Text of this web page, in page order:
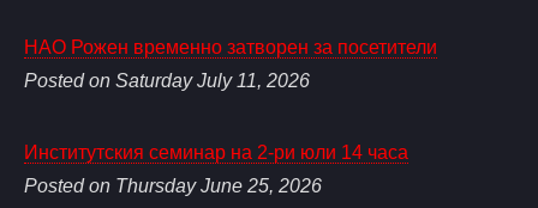
НАО Рожен временно затворен за посетители
Posted on Saturday July 11, 2026
Институтския семинар на 2-ри юли 14 часа
Posted on Thursday June 25, 2026